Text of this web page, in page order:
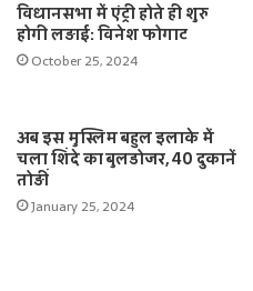
विधानसभा में एंट्री होते ही शुरु
होगी लड़ाई: विनेश फोगाट
October 25, 2024
अब इस मुस्लिम बहुल इलाके में
चला शिंदे का बुलडोजर, 40 दुकानें
तोड़ीं
January 25, 2024